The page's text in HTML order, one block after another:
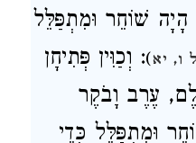
הָיָה שׁוֹחֵר וּמִתְפַּלֵּל
ו, יא): וְכַוִּין פְּתִיחָן
עֶרֶב וָבֹקֶר
וּמִתְפַּלֵּל כְּדֵי